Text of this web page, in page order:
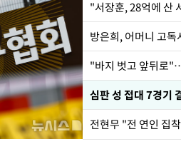
"서장훈, 28억에 산
방은희, 어머니 고
"바지 벗고 앞뒤로
심판 성 접대 7경기